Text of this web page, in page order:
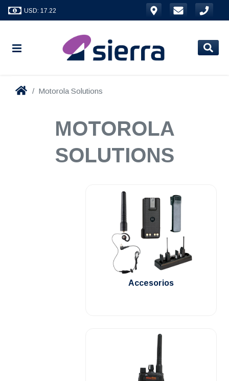
USD: 17.22
Motorola Solutions
MOTOROLA
SOLUTIONS
Accesorios